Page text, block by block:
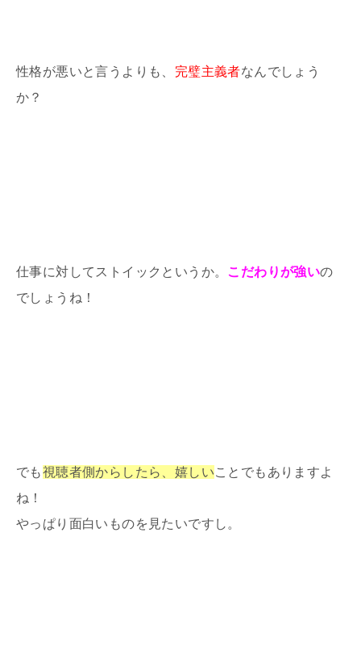
性格が悪いと言うよりも、 完璧主義者なんでしょう
か？
仕事に対してストイックというか。 こだわりが強いの
でしょうね！
でも視聴者側からしたら、嬉しいことでもありますよ
ね！
やっぱり面白いものを見たいですし。